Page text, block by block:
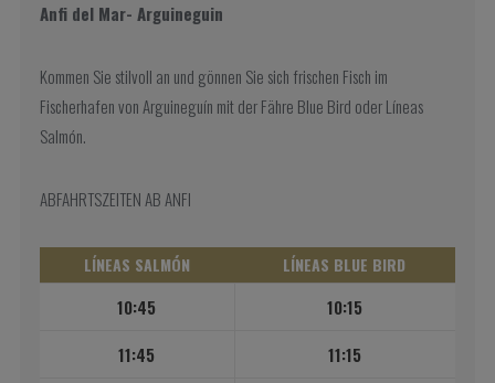
Anfi del Mar- Arguineguin
Kommen Sie stilvoll an und gönnen Sie sich frischen Fisch im
Fischerhafen von Arguineguín mit der Fähre Blue Bird oder Líneas
Salmón.
ABFAHRTSZEITEN AB ANFI
LÍNEAS SALMÓN LÍNEAS BLUE BIRD
10:45
10:15
11:45
11:15